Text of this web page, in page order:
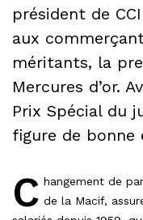
président de
aux
méritants, la
Mercures d’or.
Prix Spécial du
figure de bonne
C hangement de
de la Macif,